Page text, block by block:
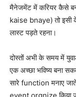
मैनेजमेंट में करियर कैसे
kaise bnaye) तो इसी
लास्ट पड़ते रहना।
दोस्तों अभी के समय में
एक अच्छा भविष्य बना
सारे function मनाए